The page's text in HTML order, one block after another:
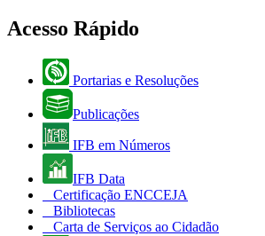
Acesso Rápido
Portarias e Resoluções
Publicações
IFB em Números
IFB Data
Certificação ENCCEJA
Bibliotecas
Carta de Serviços ao Cidadão